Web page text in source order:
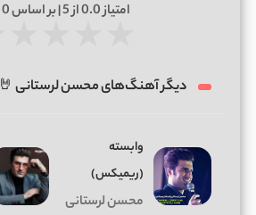
امتیاز0.0از 5 | بر اساس 0
دیگر آهنگ‌های محسن لرستانی 🤘
وابسته
(ریمیکس)
محسن لرستانی